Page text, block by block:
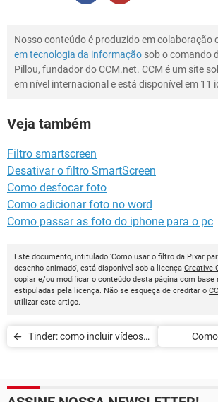
Nosso conteúdo é produzido em colaboração
em tecnologia da informação sob o comando
Pillou, fundador do CCM.net. CCM é um site
em nível internacional e está disponível em 11
Veja também
Filtro smartscreen
Desativar o filtro SmartScreen
Como desfocar foto
Como adicionar foto no word
Como passar as foto do iphone para o pc
Este documento, intitulado 'Como usar o filtro da Pixar
desenho animado', está disponível sob a licença Creative
copiar e/ou modificar o conteúdo desta página com base
estipuladas pela licença. Não se esqueça de creditar o
utilizar este artigo.
Tinder: como incluir vídeos